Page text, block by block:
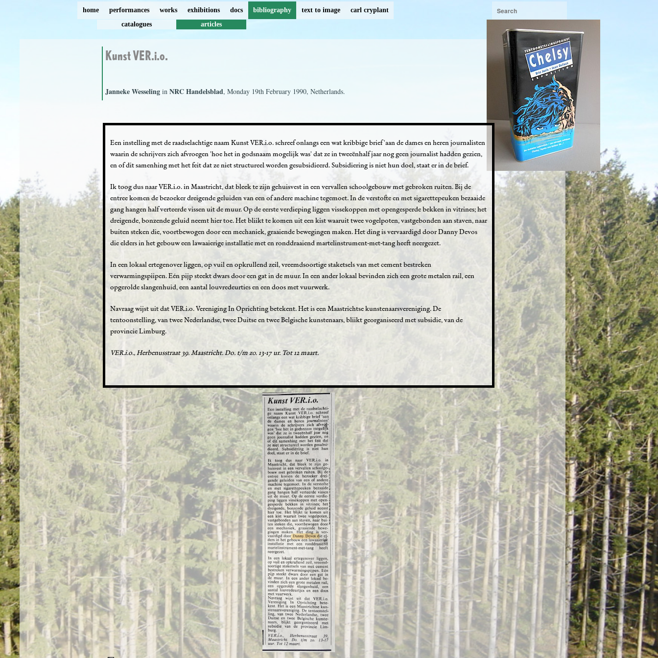
home performances works exhibitions docs bibliography text to image
carl cryplant
catalogues
articles
Kunst VER.i.o.
Janneke Wesselingin NRC Handelsblad, Monday 19th February 1990, Netherlands.
Een instelling met de raadselachtige naam Kunst VER.i.o. schreef onlangs een wat kribbige brief 'aan de dames en heren journalisten
waarin de schrijvers zich afvroegen 'hoe het in godsnaam mogelijk was' dat ze in tweeënhalf jaar nog geen journalist hadden gezien,
en of dit samenhing met het feit dat ze niet structureel worden gesubsidieerd. Subsidiering is niet hun doel, staat er in de brief.
Ik toog dus naar VER.i.o. in Maastricht, dat bleek te zijn gehuisvest in een vervallen schoolgebouw met gebroken ruiten. Bij de
entree komen de bezoeker dreigende geluiden van een of andere machine tegemoet. In de verstofte en met sigarettepeuken bezaaide
gang hangen half verteerde vissen uit de muur. Op de eerste verdieping liggen vissekoppen met opengesperde bekken in vitrines; het
dreigende, bonzende geluid neemt hier toe. Het bliikt te komen uit een kist waaruit twee vogelpoten, vastgebonden aan staven, naar
buiten steken die, voortbewogen door een mechaniek, graaiende bewegingen maken. Het ding is vervaardigd door Danny Devos
die elders in het gebouw een lawaaierige installatie met en ronddraaiend martelinstrument-met-tang heeft neergezet.
In een lokaal ertegenover liggen, op vuil en opkrullend zeil, vreemdsoortige staketsels van met cement bestreken
verwarmingspiipen. Eén pijp steekt dwars door een gat in de muur. In een ander lokaal bevinden zich een grote metalen rail, een
opgerolde slangenhuid, een aantal louvredeurties en een doos met vuurwerk.
Navraag wijst uit dat VER.i.o. Vereniging In Oprichting betekent. Het is een Maastrichtse kunstenaarsvereniging. De
tentoonstelling, van twee Nederlandse, twee Duitse en twee Belgische kunstenaars, bliikt georganiseerd met subsidie, van de
provincie Limburg.
VER.i.o., Herbenusstraat 39. Maastricht. Do. t/m z0. 13-17 ur. Tot 12 maart.